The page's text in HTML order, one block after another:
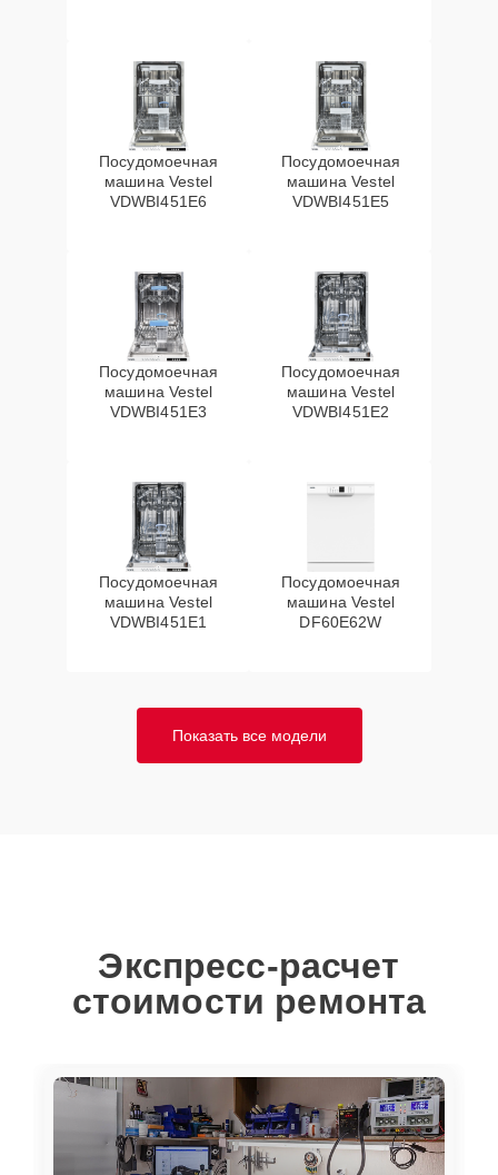
Посудомоечная
машина Vestel
VDWBI451E6
Посудомоечная
машина Vestel
VDWBI451E5
Посудомоечная
машина Vestel
VDWBI451E3
Посудомоечная
машина Vestel
VDWBI451E2
Посудомоечная
машина Vestel
VDWBI451E1
Посудомоечная
машина Vestel
DF60E62W
Показать все модели
Экспресс-расчет
стоимости ремонта